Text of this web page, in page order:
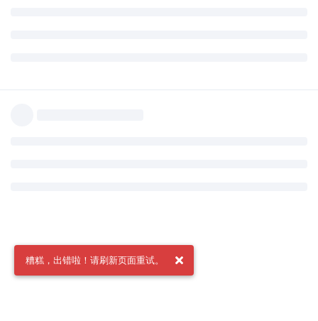
糟糕，出错啦！请刷新页面重试。